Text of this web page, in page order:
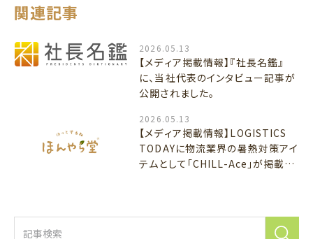
関連記事
2026.05.13
【メディア掲載情報】『社長名鑑』
に、当社代表のインタビュー記事が
公開されました。
2026.05.13
【メディア掲載情報】LOGISTICS
TODAYに物流業界の暑熱対策アイ
テムとして「CHILL-Ace」が掲載さ